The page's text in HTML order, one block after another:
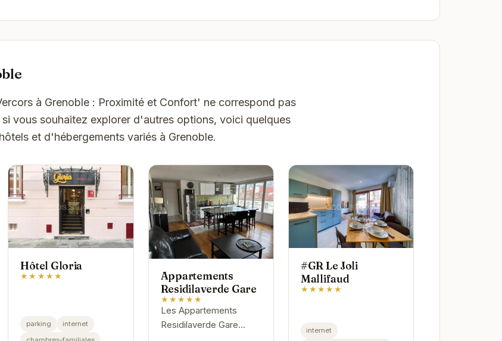
à Grenoble : Proximité et Confort' ne correspond pas
vous souhaitez explorer d'autres options, voici quelques
et d'hébergements variés à Grenoble.
Hôtel Gloria
★★★★★
parking
internet
Appartements
Residilaverde Gare
★★★★★
Les Appartements
Residilaverde Gare
#GR Le Joli
Mallifaud
★★★★★
internet